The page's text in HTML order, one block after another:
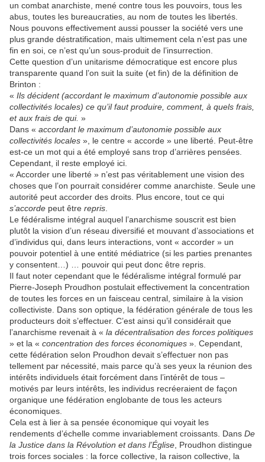
un combat anarchiste, mené contre tous les pouvoirs, tous les
abus, toutes les bureaucraties, au nom de toutes les libertés.
Nous pouvons effectivement aussi pousser la société vers une
plus grande déstratification, mais ultimement cela n’est pas une
fin en soi, ce n’est qu’un sous-produit de l’insurrection.
Cette question d’un unitarisme démocratique est encore plus
transparente quand l’on suit la suite (et fin) de la définition de
Brinton :
« Ils décident (accordant le maximum d’autonomie possible aux
collectivités locales) ce qu’il faut produire, comment, à quels frais,
et aux frais de qui. »
Dans « accordant le maximum d’autonomie possible aux
collectivités locales », le centre « accorde » une liberté. Peut-être
est-ce un mot qui a été employé sans trop d’arrières pensées.
Cependant, il reste employé ici.
« Accorder une liberté » n’est pas véritablement une vision des
choses que l’on pourrait considérer comme anarchiste. Seule une
autorité peut accorder des droits. Plus encore, tout ce qui
s’accorde peut être repris
Le fédéralisme intégral auquel l’anarchisme souscrit est bien
plutôt la vision d’un réseau diversifié et mouvant d’associations et
d’individus qui, dans leurs interactions, vont « accorder » un
pouvoir potentiel à une entité médiatrice (si les parties prenantes
y consentent…) … pouvoir qui peut donc être repris.
Il faut noter cependant que le fédéralisme intégral formulé par
Pierre-Joseph Proudhon postulait effectivement la concentration
de toutes les forces en un faisceau central, similaire à la vision
collectiviste. Dans son optique, la fédération générale de tous les
producteurs doit s’effectuer. C’est ainsi qu’il considérait que
l’anarchisme revenait à « la décentralisation des forces politiques
» et la « concentration des forces économiques ». Cependant,
cette fédération selon Proudhon devait s’effectuer non pas
tellement par nécessité, mais parce qu’à ses yeux la réunion des
intérêts individuels était forcément dans l’intérêt de tous –
motivés par leurs intérêts, les individus recréeraient de façon
organique une fédération englobante de tous les acteurs
économiques.
Cela est à lier à sa pensée économique qui voyait les
rendements d’échelle comme invariablement croissants. Dans De
la Justice dans la Révolution et dans l’Église , Proudhon distingue
trois forces sociales : la force collective, la raison collective, la